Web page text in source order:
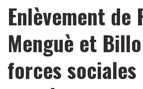
Enlèvement de
Menguè et
forces sociales